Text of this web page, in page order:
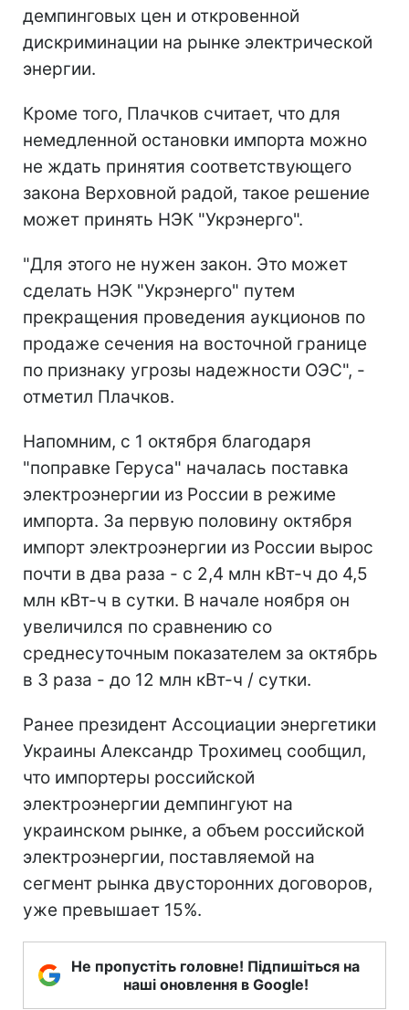
демпинговых цен и откровенной
дискриминации на рынке электрической
энергии.
Кроме того, Плачков считает, что для
немедленной остановки импорта можно
не ждать принятия соответствующего
закона Верховной радой, такое решение
может принять НЭК "Укрэнерго".
"Для этого не нужен закон. Это может
сделать НЭК "Укрэнерго" путем
прекращения проведения аукционов по
продаже сечения на восточной границе
по признаку угрозы надежности ОЭС", -
отметил Плачков.
Напомним, с 1 октября благодаря
"поправке Геруса" началась поставка
электроэнергии из России в режиме
импорта. За первую половину октября
импорт электроэнергии из России вырос
почти в два раза - с 2,4 млн кВт-ч до 4,5
млн кВт-ч в сутки. В начале ноября он
увеличился по сравнению со
среднесуточным показателем за октябрь
в 3 раза - до 12 млн кВт-ч / сутки.
Ранее президент Ассоциации энергетики
Украины Александр Трохимец сообщил,
что импортеры российской
электроэнергии демпингуют на
украинском рынке, а объем российской
электроэнергии, поставляемой на
сегмент рынка двусторонних договоров,
уже превышает 15%.
Не пропустіть головне! Підпишіться на
наші оновлення в Google!